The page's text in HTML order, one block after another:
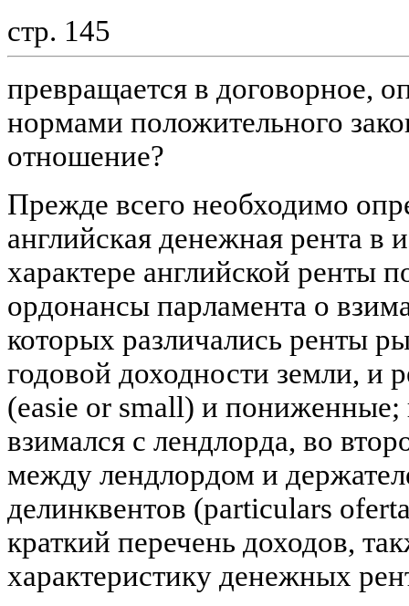
стр. 145
превращается в договорное,
нормами положительного
отношение?
Прежде всего необходимо
английская денежная рента в
характере английской ренты
ордонансы парламента о
которых различались ренты
годовой доходности земли, и
(easie or small) и пониженные;
взимался с лендлорда, во
между лендлордом и
делинквентов (particulars
краткий перечень доходов,
характеристику денежных